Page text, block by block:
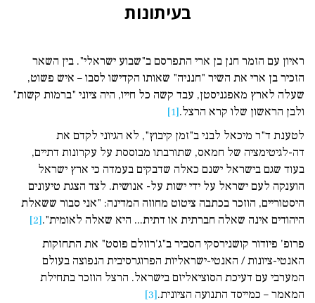
בעיתונות
ראיון עם הזמר חנן בן ארי התפרסם ב"שבוע ישראלי". בין השאר
הזכיר בן ארי את השיר "חנניה" שאותו הקדישו לסבו – איש פשוט,
שעלה לארץ מאפגניסטן, עבד קשה כל חייו, היה ציוני "ברמות קשות"
ולבן הראשון שלו קרא הרצל.[1]
לטענת ד"ר מיכאל לבני ב"זמן קיבוץ", לא הגיוני לקדם את
דה-לגיטימציה של חמאס, שתורבתו מבוססת על עקרונות דתיים,
בעוד שגם בישראל ישנם כאלה שדבקים בעמדה כי ארץ ישראל
הוענקה לעם ישראל על ידי ישות על- אנושית. לצד הצגת טיעונים
היסטוריים, הוזכר בכתבה ציטוט מחוזה המדינה: "אני סבור ששאלת
היהודים אינה שאלה חברתית או דתית... היא שאלה לאומית".[2]
פרופ' פיודור קושנירסקי הסביר ב"ג'רוזלם פוסט" את התחזקות
האנטי-ציונות / האנטי-ישראליות הפרוגרסיבית הנפוצה בעולם
המערבי עם דעיכת הסוציאליזם בישראל. הרצל הוזכר בתחילת
המאמר – כמייסד התנועה הציונית.[3]